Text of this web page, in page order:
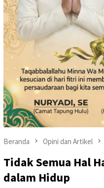
Beranda Opini dan Artikel
Tidak Semua Hal
dalam Hidup